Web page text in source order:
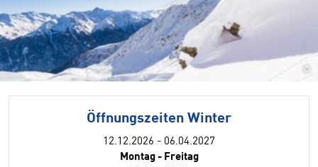
©
Öffnungszeiten Winter
12.12.2026 - 06.04.2027
Montag - Freitag